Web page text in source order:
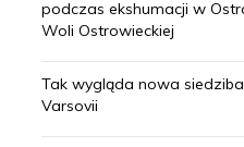
podczas ekshumacji w
Woli Ostrowieckiej
Tak wygląda nowa
Varsovii